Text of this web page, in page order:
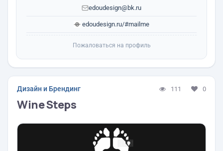
edoudesign@bk.ru
edoudesign.ru/#mailme
Пожаловаться на профиль
Дизайн и Брендинг 111 0
Wine Steps